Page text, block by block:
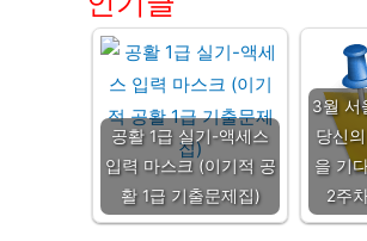
공활 1급 실기-액세스
입력 마스크 (이기적 공
활 1급 기출문제집)
3월 서
당신
을 기
2주